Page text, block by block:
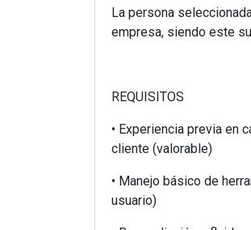
La persona
empresa, siendo este
REQUISITOS
• Experiencia previa en
cliente (valorable)
• Manejo básico de
usuario)